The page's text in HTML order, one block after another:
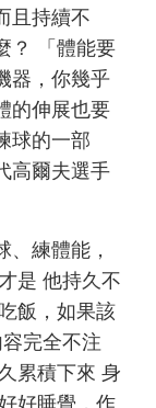
且持續不
？ 「體能要
器，你幾乎
的伸展也要
球的一部
高爾夫選手
練體能，
是 他持久不
飯，如果該
完全不注
累積下來 身